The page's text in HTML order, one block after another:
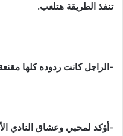
تنفذ الطريقة هتلعب.
-الراجل كانت ردوده كلها
-أؤكد لمحبي وعشاق النادي